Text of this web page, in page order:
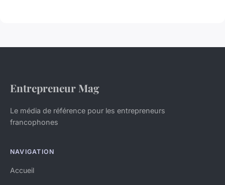
Entrepreneur Mag
Le média de référence pour les entrepreneurs
francophones
NAVIGATION
Accueil